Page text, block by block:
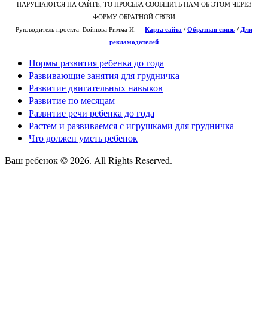
НАРУШАЮТСЯ НА САЙТЕ, ТО ПРОСЬБА СООБЩИТЬ НАМ ОБ ЭТОМ ЧЕРЕЗ
ФОРМУ ОБРАТНОЙ СВЯЗИ
Руководитель проекта: Войнова Римма И. Карта сайта / Обратная связь / Для
рекламодателей
Нормы развития ребенка до года
Развивающие занятия для грудничка
Развитие двигательных навыков
Развитие по месяцам
Развитие речи ребенка до года
Растем и развиваемся с игрушками для грудничка
Что должен уметь ребенок
Ваш ребенок © 2026. All Rights Reserved.